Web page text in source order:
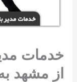
خدمات
از مشهد